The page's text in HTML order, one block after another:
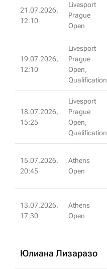
21.07.2026,
12:10
Livesport
Prague
Open
19.07.2026,
12:10
Livesport
Prague
Open,
Qualification
18.07.2026,
15:25
Livesport
Prague
Open,
Qualification
15.07.2026,
20:45
Athens
Open
13.07.2026,
17:30
Athens
Open
Юлиана Лизаразо